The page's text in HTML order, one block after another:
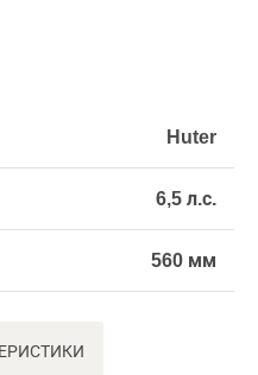
Huter
6,5 л.с.
560 мм